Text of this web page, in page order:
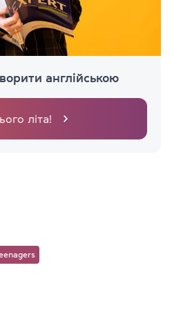
англійською
літа!